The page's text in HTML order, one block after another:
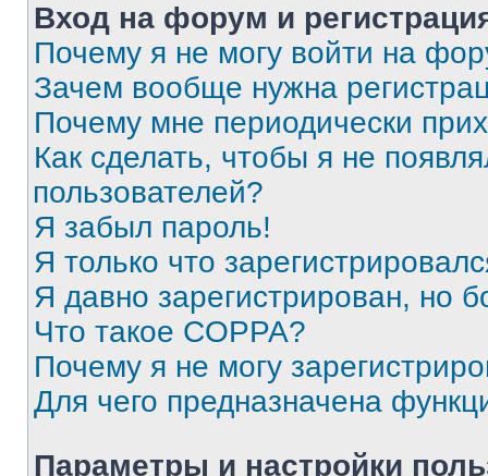
Вход на форум и
Почему я не могу войти на
Зачем вообще нужна
Почему мне периодически
Как сделать, чтобы я не
пользователей?
Я забыл пароль!
Я только что
Я давно зарегистрирован, но
Что такое COPPA?
Почему я не могу
Для чего предназначена
Параметры и настройки